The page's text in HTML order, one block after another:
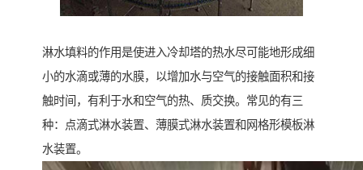
淋水填料的作用是使进入冷却塔的热水尽可能地形成细
小的水滴或薄的水膜，以增加水与空气的接触面积和接
触时间，有利于水和空气的热、质交换。常见的有三
种：点滴式淋水装置、薄膜式淋水装置和网格形模板淋
水装置。